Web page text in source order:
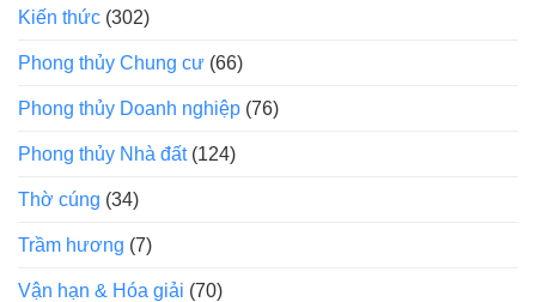
Kiến thức (302)
Phong thủy Chung cư (66)
Phong thủy Doanh nghiệp (76)
Phong thủy Nhà đất(124)
Thờ cúng (34)
Trầm hương (7)
Vận hạn & Hóa giải (70)